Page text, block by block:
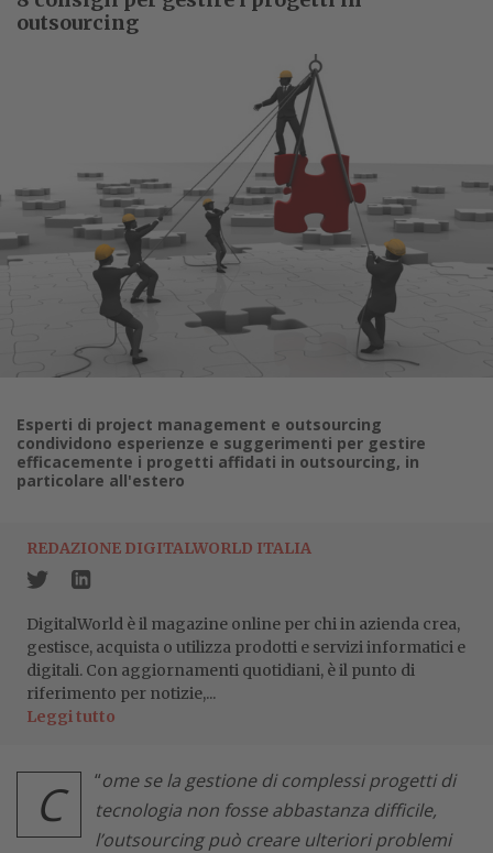
outsourcing
Esperti di project management e outsourcing
condividono esperienze e suggerimenti per gestire
efficacemente i progetti affidati in outsourcing, in
particolare all'estero
REDAZIONE DIGITALWORLD ITALIA
DigitalWorld è il magazine online per chi in azienda crea,
gestisce, acquista o utilizza prodotti e servizi informatici e
digitali. Con aggiornamenti quotidiani, è il punto di
riferimento per notizie,...
Leggi tutto
“
C
ome se la gestione di complessi progetti di
tecnologia non fosse abbastanza difficile,
l’outsourcing può creare ulteriori problemi